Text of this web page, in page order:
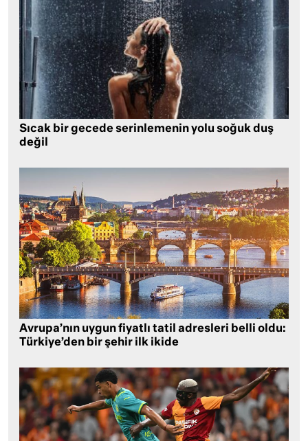
Sıcak bir gecede serinlemenin yolu soğuk duş
değil
Avrupa’nın uygun fiyatlı tatil adresleri belli oldu:
Türkiye’den bir şehir ilk ikide